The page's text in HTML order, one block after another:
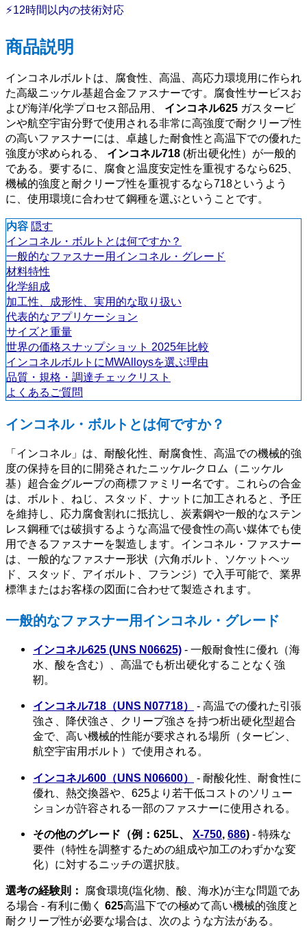
⚡12時間以内の技術対応
商品説明
インコネルボルトは、腐食性、高温、高応力環境用に作られ
た高級ニッケル基超合金ファスナーです。腐食性サービスお
よび海洋/化学プロセス部品用、 インコネル625 ガスタービ
ンや航空宇宙分野で使用される非常に高強度で耐クリープ性
の高いファスナーには、卓越した耐食性と高温下での優れた
強度が求められる、 インコネル718 (析出硬化性）が一般的
である。要するに、腐食と温度安定性を重視するなら625、
機械的強度と耐クリープ性を重視するなら718というよう
に、使用環境に合わせて鋼種を選ぶということです。
内容 隠す
インコネル・ボルトとは何ですか？
一般的なファスナー用インコネル・グレード
材料特性
化学組成
加工性、成形性、実用的な取り扱い
代表的なアプリケーション
サイズと重量
世界の価格スナップショット 2025年比較
インコネルボルトにMWAlloysを選ぶ理由
品質・規格・調達チェックリスト
よくあるご質問
インコネル・ボルトとは何ですか？
「インコネル」は、耐酸化性、耐腐食性、高温での機械的強
度の保持を目的に開発されたニッケル-クロム（ニッケル
基）超合金グループの商標ファミリー名です。これらの合金
は、ボルト、ねじ、スタッド、ナットに加工されると、予圧
を維持し、応力腐食割れに抵抗し、炭素鋼や一般的なステン
レス鋼種では破損するような高温で侵食性の高い媒体でも使
用できるファスナーを製造します。インコネル・ファスナー
は、一般的なファスナー形状（六角ボルト、ソケットヘッ
ド、スタッド、アイボルト、フランジ）で入手可能で、業界
標準またはお客様の図面に合わせて製造されます。
一般的なファスナー用インコネル・グレード
インコネル625 (UNS N06625) - 一般耐食性に優れ（海
水、酸を含む）、高温でも析出硬化することなく強
靭。
インコネル718（UNS N07718）
- 高温での優れた引張
強さ、降伏強さ、クリープ強さを持つ析出硬化型超合
金で、高い機械的性能が要求される場所（タービン、
航空宇宙用ボルト）で使用される。
インコネル600（UNS N06600）
- 耐酸化性、耐食性に
優れ、熱交換器や、625より若干低コストのソリュー
ションが許容される一部のファスナーに使用される。
その他のグレード（例：625L、 X-750, 686) - 特殊な
要件（特性を調整するための組成や加工のわずかな変
化）に対するニッチの選択肢。
選考の経験則：
腐食環境(塩化物、酸、海水)が主な問題であ
る場合 - 有利に働く 625高温下での極めて高い機械的強度と
耐クリープ性が必要な場合は、次のような方法がある。